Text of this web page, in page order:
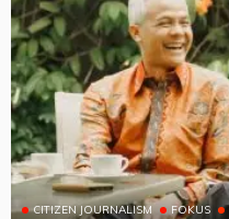
CITIZEN JOURNALISM FOKUS